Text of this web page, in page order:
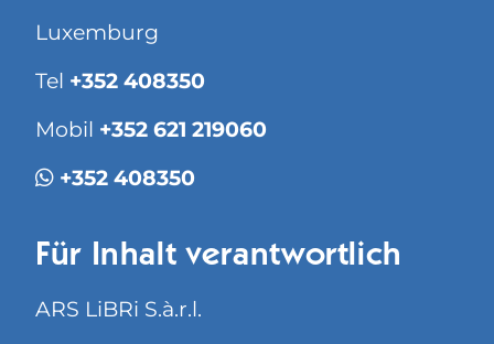
Luxemburg
Tel +352 408350
Mobil +352 621 219060
+352 408350
Für Inhalt verantwortlich
ARS LiBRi S.à.r.l.